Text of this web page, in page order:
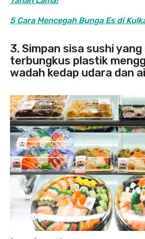
5 Cara Mencegah Bunga Es di
3. Simpan sisa sushi
terbungkus plastik
wadah kedap udara dan